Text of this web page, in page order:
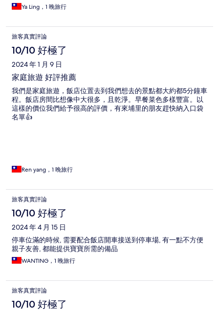
Ya Ling，1 晚旅行
旅客真實評論
10/10 好極了
2024 年 1 月 9 日
家庭旅遊 好評推薦
我們是家庭旅遊，飯店位置去到我們想去的景點都大約都5分鐘車
程。飯店房間比想像中大很多，且乾淨。早餐菜色多樣豐富。以
這樣的價位我們給予很高的評價，有來埔里的朋友趕快納入口袋
名單👍
Ren yang，1 晚旅行
旅客真實評論
10/10 好極了
2024 年 4 月 15 日
停車位滿的時候, 需要配合飯店開車接送到停車場, 有一點不方便
親子友善, 都能提供寶寶所需的備品
WANTING，1 晚旅行
旅客真實評論
10/10 好極了